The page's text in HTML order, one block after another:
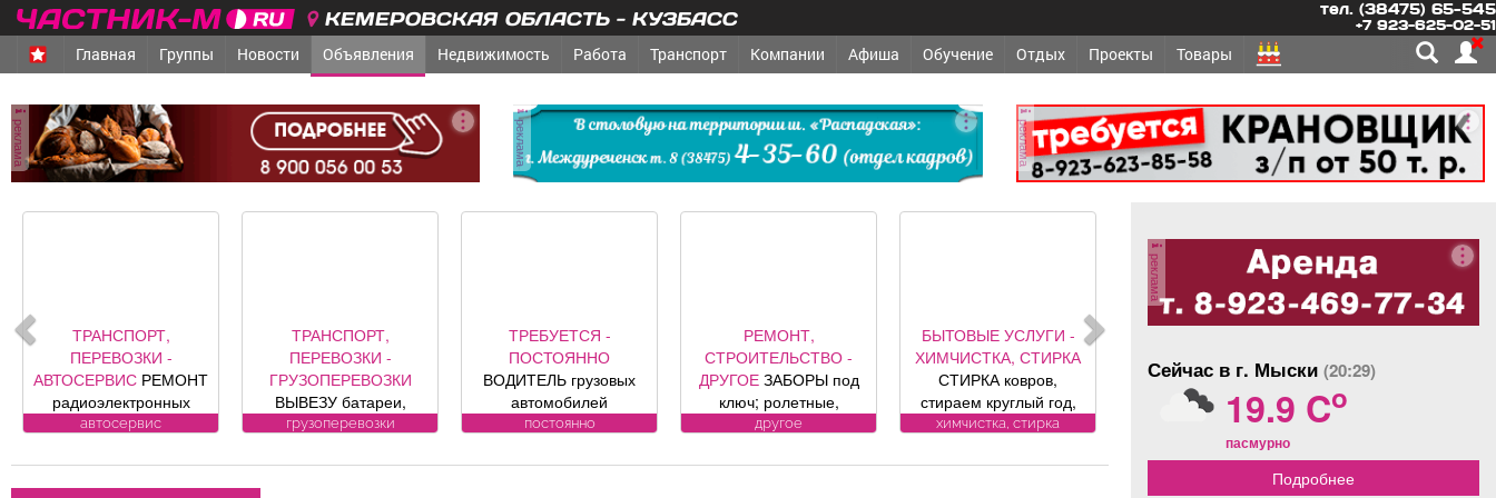
КЕМЕРОВСКАЯ ОБЛАСТЬ - КУЗБАСС тел. (38475) 65-545
+7 923-625-02-51
Главная Группы Новости Объявления Недвижимость Работа Транспорт Компании Афиша Обучение Отдых Проекты Товары
реклама реклама реклама
ТРАНСПОРТ,
ПЕРЕВОЗКИ -
АВТОСЕРВИС РЕМОНТ
радиоэлектронных
компонентов
контроля, ЭБУ,
сигнализации, брелков,
автосервис
ТРАНСПОРТ,
ПЕРЕВОЗКИ -
ГРУЗОПЕРЕВОЗКИ
ВЫВЕЗУ батареи,
ванны, печки,
БЕСПЛАТНО.
грузоперевозки
ТРЕБУЕТСЯ -
ПОСТОЯННО
ВОДИТЕЛЬ грузовых
автомобилей
Требования к
Подробности по
постоянно
РЕМОНТ,
СТРОИТЕЛЬСТВО -
ДРУГОЕЗАБОРЫ под
ключ; ролетные,
секционные ворота (от
представителя
другое
БЫТОВЫЕ УСЛУГИ -
ХИМЧИСТКА, СТИРКА
СТИРКА ковров,
стираем круглый год,
заберем и привезем
Пенсионерам скидка
химчистка, стирка
реклама
Сейчас в г. Мыски (20:29)
19.9 Co
пасмурно
Подробнее